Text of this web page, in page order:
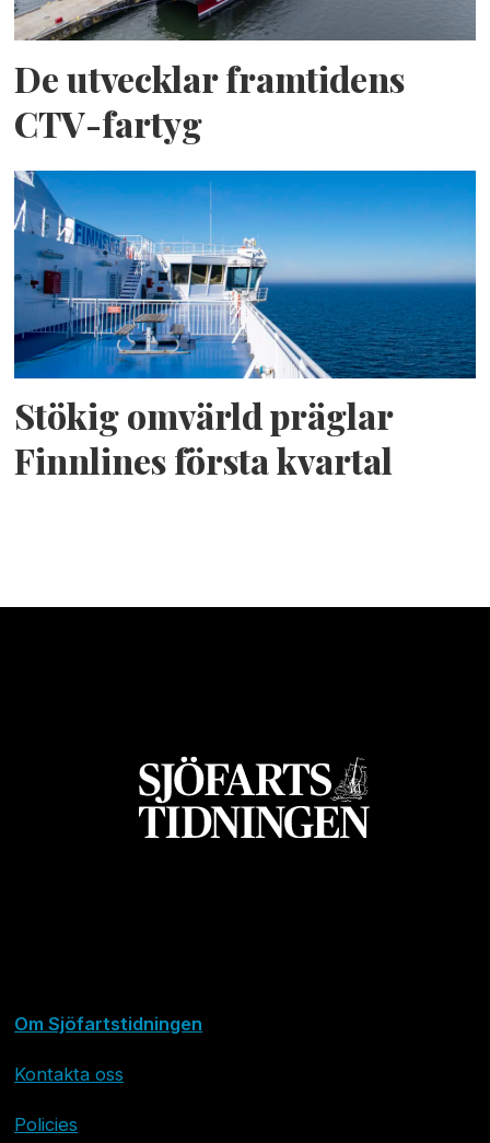
De utvecklar framtidens
CTV-fartyg
Stökig omvärld präglar
Finnlines första kvartal
Om Sjöfartstidningen
Kontakta oss
Policies